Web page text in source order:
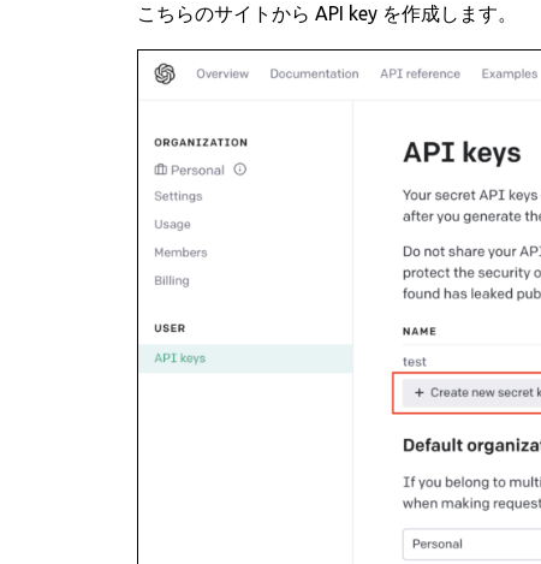
こちらのサイトから API key を作成します。